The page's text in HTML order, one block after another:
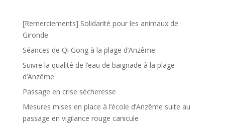
k
[Remerciements] Solidarité pour les animaux de
Gironde
Séances de Qi Gong à la plage d’Anzême
Suivre la qualité de l’eau de baignade à la plage
d’Anzême
Passage en crise sécheresse
Mesures mises en place à l’école d’Anzême suite au
passage en vigilance rouge canicule